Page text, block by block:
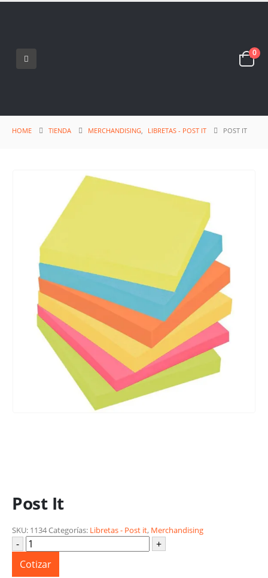
0
HOME TIENDA MERCHANDISING, LIBRETAS - POST IT POST IT
Post It
SKU: 1134Categorías: Libretas - Post it, Merchandising
-
+
Cotizar